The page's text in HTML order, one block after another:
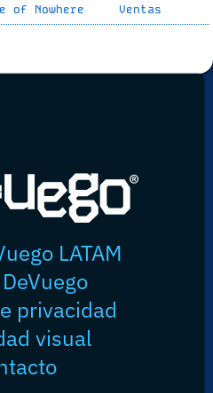
of Nowhere Ventas
LATAM
privacidad
visual